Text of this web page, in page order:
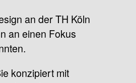
an der TH Köln
an einen Fokus
konzipiert mit